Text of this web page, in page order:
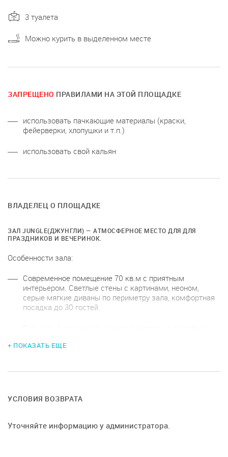
3 туалета
Можно курить в выделенном месте
ЗАПРЕЩЕНО ПРАВИЛАМИ НА ЭТОЙ ПЛОЩАДКЕ
использовать пачкающие материалы (краски,
фейерверки, хлопушки и т.п.)
использовать свой кальян
ВЛАДЕЛЕЦ О ПЛОЩАДКЕ
ЗАЛ JUNGLE(ДЖУНГЛИ) — АТМОСФЕРНОЕ МЕСТО ДЛЯ ДЛЯ
ПРАЗДНИКОВ И ВЕЧЕРИНОК.
Особенности зала:
Современное помещение 70 кв.м с приятным
интерьером. Светлые стены с картинами, неоном,
серые мягкие диваны по периметру зала, комфортная
посадка до 30 гостей.
через хостинги.
прослушивания музыки.
+ ПОКАЗАТЬ ЕЩЕ
УСЛОВИЯ ВОЗВРАТА
Уточняйте информацию у администратора.